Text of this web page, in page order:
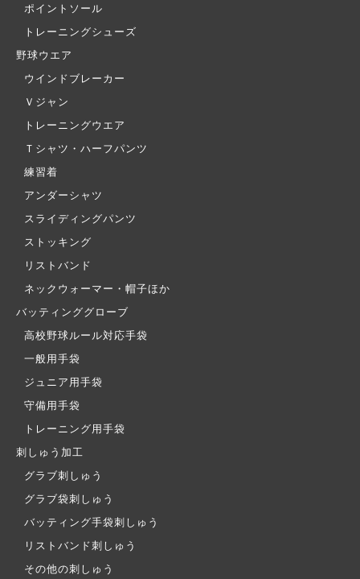
ポイントソール
トレーニングシューズ
野球ウエア
ウインドブレーカー
Ｖジャン
トレーニングウエア
Ｔシャツ・ハーフパンツ
練習着
アンダーシャツ
スライディングパンツ
ストッキング
リストバンド
ネックウォーマー・帽子ほか
バッティンググローブ
高校野球ルール対応手袋
一般用手袋
ジュニア用手袋
守備用手袋
トレーニング用手袋
刺しゅう加工
グラブ刺しゅう
グラブ袋刺しゅう
バッティング手袋刺しゅう
リストバンド刺しゅう
その他の刺しゅう